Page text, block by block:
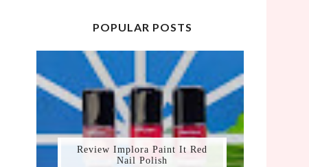
POPULAR POSTS
Review Implora Paint It Red
Nail Polish